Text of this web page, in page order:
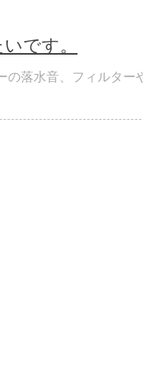
です。
の落水音、フィルター